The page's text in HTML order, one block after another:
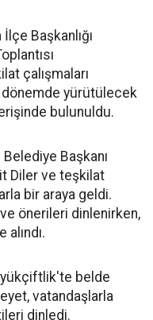
Başkanlığı
çalışmaları
yürütülecek
bulunuldu.
Başkanı
Diler ve teşkilat
bir araya geldi.
önerileri dinlenirken,
belde
vatandaşlarla
dinledi.